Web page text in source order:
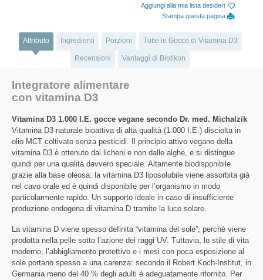
Aggiungi alla mia lista desideri
Stampa questa pagina
Attributo Ingredienti Porzioni Tutte le Gocce di Vitamina D3
Recensioni Vantaggi di Biotikon
Integratore alimentare
con vitamina D3
Vitamina D3 1.000 I.E. gocce vegane secondo Dr. med. Michalzik
Vitamina D3 naturale bioattiva di alta qualità (1.000 I.E.) disciolta in
olio MCT coltivato senza pesticidi. Il principio attivo vegano della
vitamina D3 è ottenuto dai licheni e non dalle alghe, e si distingue
quindi per una qualità davvero speciale. Altamente biodisponibile
grazie alla base oleosa: la vitamina D3 liposolubile viene assorbita già
nel cavo orale ed è quindi disponibile per l’organismo in modo
particolarmente rapido. Un supporto ideale in caso di insufficiente
produzione endogena di vitamina D tramite la luce solare.
La vitamina D viene spesso definita “vitamina del sole”, perché viene
prodotta nella pelle sotto l’azione dei raggi UV. Tuttavia, lo stile di vita
moderno, l’abbigliamento protettivo e i mesi con poca esposizione al
sole portano spesso a una carenza: secondo il Robert Koch-Institut, in
Germania meno del 40 % degli adulti è adeguatamente rifornito. Per